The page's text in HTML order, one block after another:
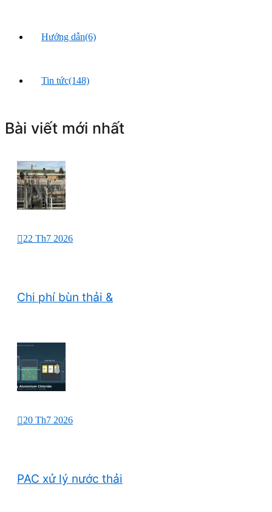
Hướng dẫn(6)
Tin tức(148)
Bài viết mới nhất
22 Th7 2026
Chi phí bùn thải &
20 Th7 2026
PAC xử lý nước thải